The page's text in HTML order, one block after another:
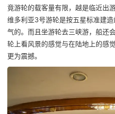
竟游轮的载客量有限，越是临近出
维多利亚3号游轮是按五星标准建
气的。而且坐游轮去三峡游，船还
轮上看风景的感觉与在陆地上的感
更为震撼。